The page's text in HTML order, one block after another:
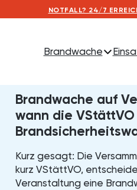
NOTFALL? 24/7
Brandwache
Lesen Sie
Brandwache auf
wann die
Kurz gesagt: Die
kurz VStättVO,
Veranstaltung eine